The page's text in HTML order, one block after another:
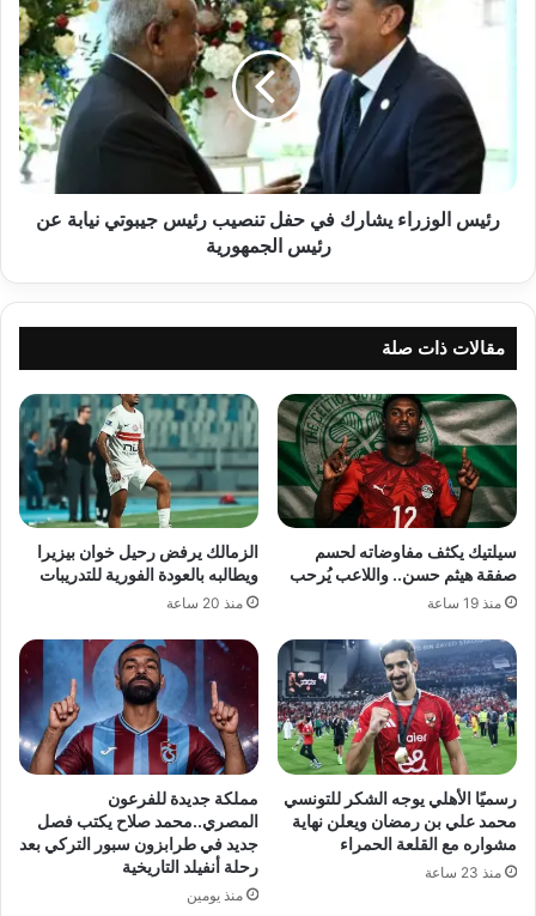
تنصيب
رئيس
جيبوتي
نيابة
رئيس الوزراء يشارك في حفل تنصيب رئيس جيبوتي نيابة عن
رئيس الجمهورية
مقالات ذات صلة
سيلتيك يكثف مفاوضاته لحسم
صفقة هيثم حسن.. واللاعب يُرحب
منذ 19 ساعة
الزمالك يرفض رحيل خوان بيزيرا
ويطالبه بالعودة الفورية للتدريبات
منذ 20 ساعة
رسميًا الأهلي يوجه الشكر للتونسي
محمد علي بن رمضان ويعلن نهاية
مشواره مع القلعة الحمراء
منذ 23 ساعة
مملكة جديدة للفرعون
المصري..محمد صلاح يكتب فصل
جديد في طرابزون سبور التركي بعد
رحلة أنفيلد التاريخية
منذ يومين